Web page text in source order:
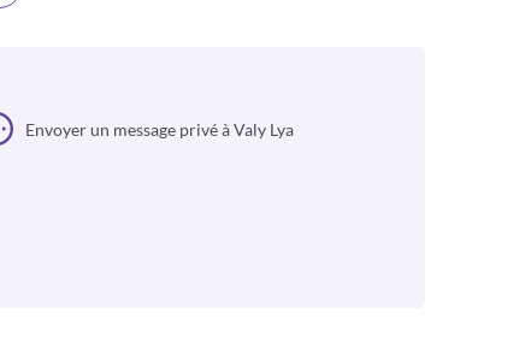
Envoyer un message privé à Valy Lya